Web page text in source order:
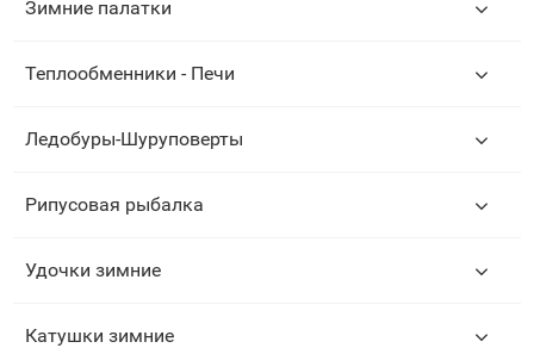
Зимние палатки
Теплообменники - Печи
Ледобуры-Шуруповерты
Рипусовая рыбалка
Удочки зимние
Катушки зимние